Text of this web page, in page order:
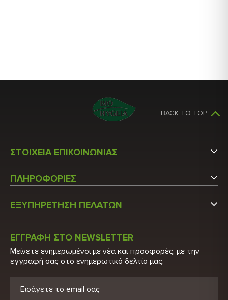
BACK TO TOP
ΣΤΟΙΧΕΙΑ ΕΠΙΚΟΙΝΩΝΙΑΣ
Άγιος Στέφανος Αττικής
Τ.Κ.: 14565
Τ: 210 2848522
E: info@biohygeia.gr
ΠΛΗΡΟΦΟΡΙΕΣ
Κατάλογος
Πιστοποιητικά
Πολιτική Απορρήτου
ΕΞΥΠΗΡΕΤΗΣΗ ΠΕΛΑΤΩΝ
Νέα Προϊόντα
ΕΓΓΡΑΦΗ ΣΤΟ NEWSLETTER
Μείνετε ενημερωμένοι με νέα και προσφορές, με την
εγγραφή σας στο ενημερωτικό δελτίο μας.